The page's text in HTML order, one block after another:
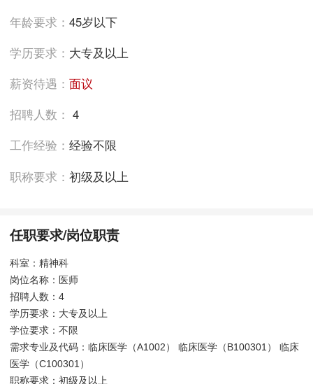
年龄要求：45岁以下
学历要求： 大专及以上
薪资待遇：面议
招聘人数：4
工作经验：经验不限
职称要求：初级及以上
任职要求/岗位职责
科室：精神科
岗位名称：医师
招聘人数：4
学历要求：大专及以上
学位要求：不限
需求专业及代码：临床医学（A1002） 临床医学（B100301） 临床
医学（C100301）
职称要求：初级及以上